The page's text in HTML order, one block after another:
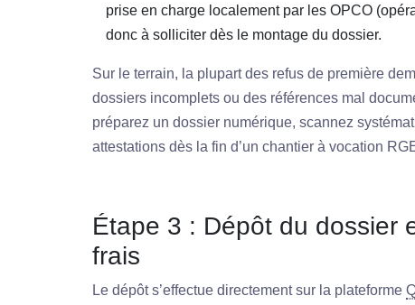
prise en charge localement par les OPCO
donc à solliciter dès le montage du dossier.
Sur le terrain, la plupart des refus de première
dossiers incomplets ou des références mal
préparez un dossier numérique, scannez
attestations dès la fin d’un chantier à vocation
Étape 3 : Dépôt du dossier
frais
Le dépôt s’effectue directement sur la plateforme